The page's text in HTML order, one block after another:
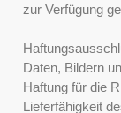
zur Verfügung
Daten, Bildern
Haftung für die
Lieferfähigkeit